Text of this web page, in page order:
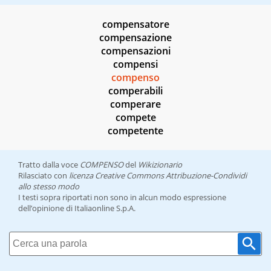
compensatore
compensazione
compensazioni
compensi
compenso
comperabili
comperare
compete
competente
Tratto dalla voce COMPENSOdel Wikizionario
Rilasciato con licenza Creative Commons Attribuzione-Condividi
allo stesso modo
I testi sopra riportati non sono in alcun modo espressione
dell’opinione di Italiaonline S.p.A.